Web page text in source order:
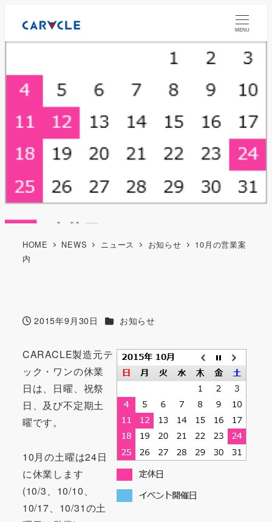
MENU
HOME NEWS ニュース お知らせ
10月の営業案
内
投稿日
2015年9月30日 カテゴリー
お知らせ
CARACLE製造元テ
ック・ワンの休業
日は、日曜、祝祭
日、及び不定期土
曜です。
10月の土曜は24日
に休業します
(10/3、10/10、
10/17、10/31の土